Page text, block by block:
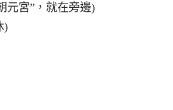
元宮”，就在旁邊)
)